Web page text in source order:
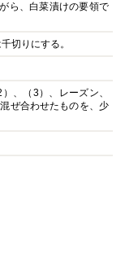
ら、白菜漬けの要領で
切りにする。
、（3）、レーズン、
ぜ合わせたものを、少